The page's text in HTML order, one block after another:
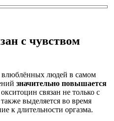
с чувством
влюблённых людей в самом
значительно повышается
связан не только с
выделяется во время
к длительности оргазма.